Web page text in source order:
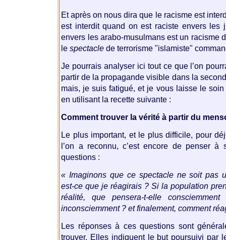
Et après on nous dira que le racisme est
est interdit quand on est raciste envers les
envers les arabo-musulmans est un racisme
lespectacle de terrorisme "islamiste"
Je pourrais analyser ici tout ce que l’on
partir de la propagande visible dans la
mais, je suis fatigué, et je vous laisse le
en utilisant la recette suivante :
Comment trouver la vérité à partir du
Le plus important, et le plus difficile, pour
l’on a reconnu, c’est encore de penser
questions :
« Imaginons que ce spectacle ne soit pas
est-ce que je réagirais ? Si la population
réalité, que pensera-t-elle
inconsciemment ? et finalement, comment
Les réponses à ces questions sont
trouver. Elles indiquent le but poursuivi par